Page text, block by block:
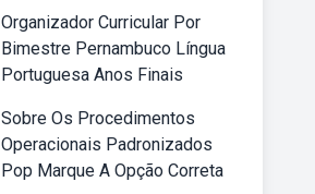
Organizador Curricular Por
Bimestre Pernambuco Língua
Portuguesa Anos Finais
Sobre Os Procedimentos
Operacionais Padronizados
Pop Marque A Opção Correta